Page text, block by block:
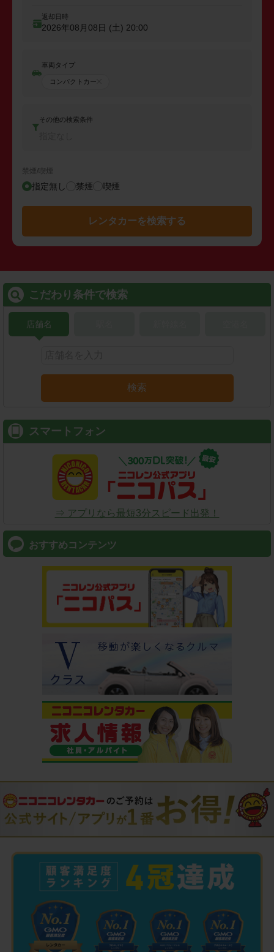
返却日時
2026年08月08日 (土) 20:00
車両タイプ
コンパクトカー
その他の検索条件
禁煙/喫煙
指定無し 禁煙 喫煙
レンタカーを検索する
こだわり条件で検索
店舗名
検索
スマートフォン
⇒ アプリなら最短3分スピード出発！
おすすめコンテンツ